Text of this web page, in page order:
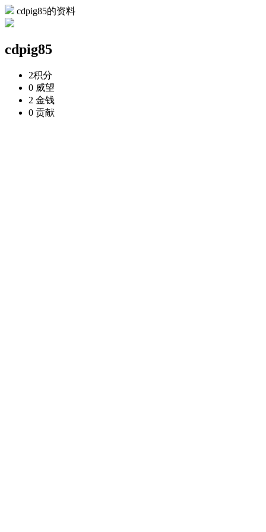
cdpig85的资料
cdpig85
2积分
0 威望
2 金钱
0 贡献